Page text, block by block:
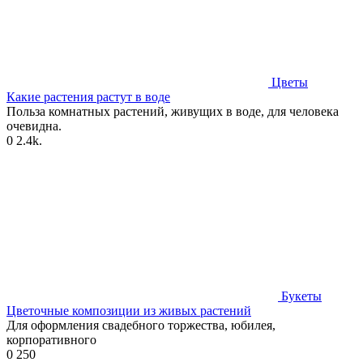
Цветы
Какие растения растут в воде
Польза комнатных растений, живущих в воде, для человека
очевидна.
0 2.4k.
Букеты
Цветочные композиции из живых растений
Для оформления свадебного торжества, юбилея,
корпоративного
0 250